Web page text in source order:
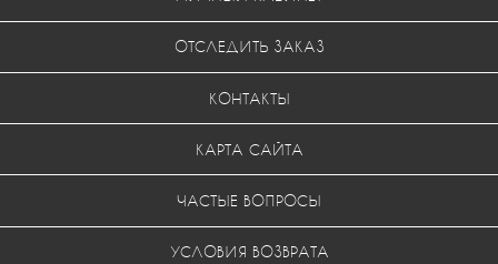
ОТСЛЕДИТЬ ЗАКАЗ
КОНТАКТЫ
КАРТА САЙТА
ЧАСТЫЕ ВОПРОСЫ
УСЛОВИЯ ВОЗВРАТА